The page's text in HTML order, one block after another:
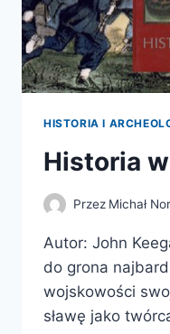
HISTORIA I
Historia
Przez Michał
Autor: John
do grona
wojskowości
sławę jako